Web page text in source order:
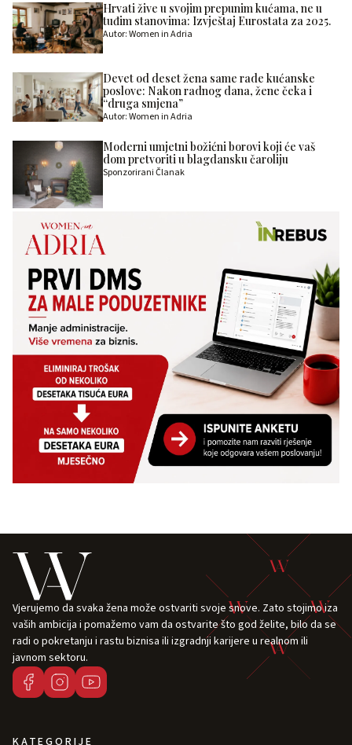
Hrvati žive u svojim prepunim kućama, ne u
tuđim stanovima: Izvještaj Eurostata za 2025.
Autor: Women in Adria
Devet od deset žena same rade kućanske
poslove: Nakon radnog dana, žene čeka i
“druga smjena”
Autor: Women in Adria
Moderni umjetni božićni borovi koji će vaš
dom pretvoriti u blagdansku čaroliju
Sponzorirani Članak
Vjerujemo da svaka žena može ostvariti svoje snove. Zato stojimo iza
vaših ambicija i pomažemo vam da ostvarite što god želite, bilo da se
radi o pokretanju i rastu biznisa ili izgradnji karijere u realnom ili
javnom sektoru.
KATEGORIJE